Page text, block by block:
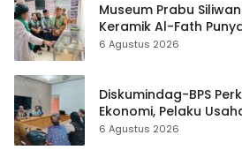
Museum Prabu
Keramik Al-Fath
Hampir 500 Koleksi
6 Agustus 2026
Diskumindag-BPS
Ekonomi, Pelaku
Terbuka Beri Data
6 Agustus 2026